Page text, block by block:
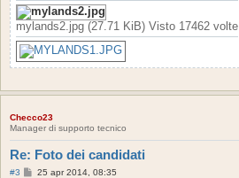
mylands2.jpg (27.71 KiB) Visto 17462 volte
Checco23
Manager di supporto tecnico
Re: Foto dei candidati
#3
M25 apr 2014, 08:35